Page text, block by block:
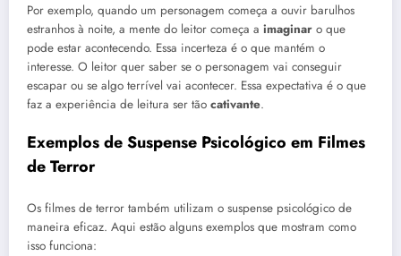
Por exemplo, quando um personagem começa a ouvir barulhos
estranhos à noite, a mente do leitor começa a imaginar o que
pode estar acontecendo. Essa incerteza é o que mantém o
interesse. O leitor quer saber se o personagem vai conseguir
escapar ou se algo terrível vai acontecer. Essa expectativa é o que
faz a experiência de leitura ser tão cativante.
Exemplos de Suspense Psicológico em Filmes
de Terror
Os filmes de terror também utilizam o suspense psicológico de
maneira eficaz. Aqui estão alguns exemplos que mostram como
isso funciona: